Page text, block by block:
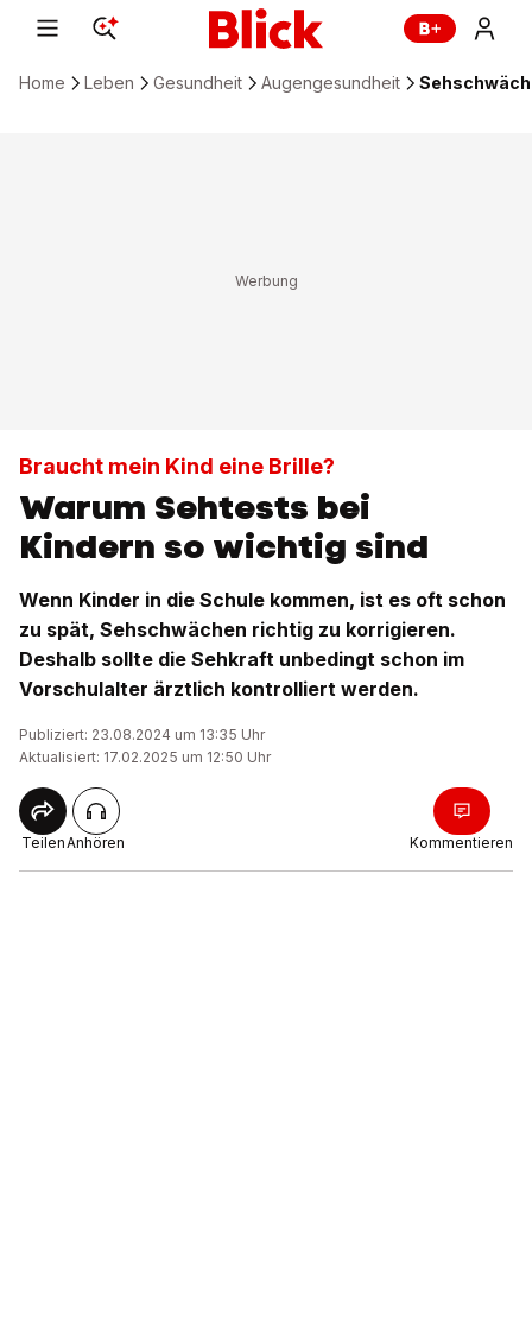
Home Leben Gesundheit Augengesundheit
Braucht mein Kind eine Brille?
Warum Sehtests bei
Kindern so wichtig sind
Wenn Kinder in die Schule kommen, ist es oft schon
zu spät, Sehschwächen richtig zu korrigieren.
Deshalb sollte die Sehkraft unbedingt schon im
Vorschulalter ärztlich kontrolliert werden.
Publiziert: 23.08.2024 um 13:35 Uhr
Aktualisiert: 17.02.2025 um 12:50 Uhr
TeilenAnhören Kommentieren